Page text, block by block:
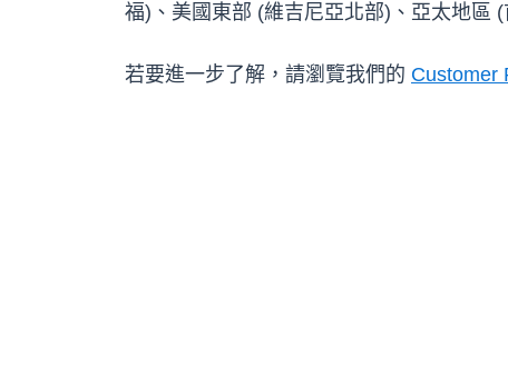
福)、美國東部 (維吉尼亞北部)、亞太地區
若要進一步了解，請瀏覽我們的 Customer